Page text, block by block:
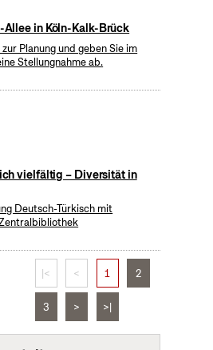
in Köln-Kalk-Brück
Planung und geben Sie im
Stellungnahme ab.
vielfältig – Diversität in
Deutsch-Türkisch mit
|< < 1 2
3 > >|